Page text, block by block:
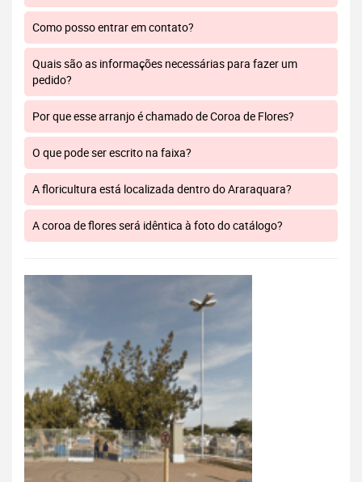
Como posso entrar em contato?
Quais são as informações necessárias para fazer um
pedido?
Por que esse arranjo é chamado de Coroa de Flores?
O que pode ser escrito na faixa?
A floricultura está localizada dentro do Araraquara?
A coroa de flores será idêntica à foto do catálogo?